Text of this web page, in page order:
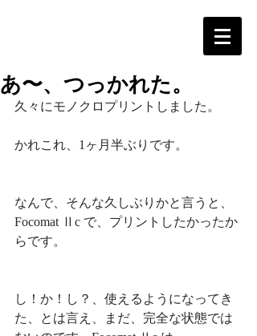
あ〜、つっかれた。
久々にモノクロプリントしました。
かれこれ、1ヶ月半ぶりです。
なんで、そんな久しぶりかと言うと、
Focomat Ⅱc で、プリントしたかったか
らです。
し！か！し？、使えるようになってき
た、とは言え、まだ、完全な状態では